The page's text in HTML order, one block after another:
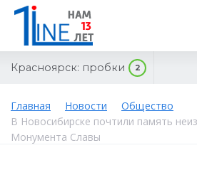
Красноярск: пробки 2
Главная Новости
Общество
В Новосибирске почтили память
Монумента Славы